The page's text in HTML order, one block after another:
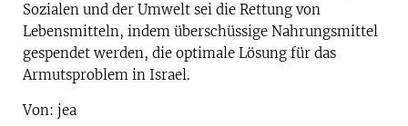
Sozialen und der Umwelt sei die Rettung von
Lebensmitteln, indem überschüssige Nahrungsmittel
gespendet werden, die optimale Lösung für das
Armutsproblem in Israel.
Von: jea